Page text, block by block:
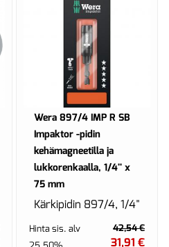
Wera 897/4 IMP R SB
Impaktor -pidin
kehämagneetilla ja
lukkorenkaalla, 1/4'' x
75 mm
Kärkipidin 897/4, 1/4"
x 75 mm IMP R SB.
Impaktor-kärkipidin
Hinta sis. alv
42,54 €
31,91 €